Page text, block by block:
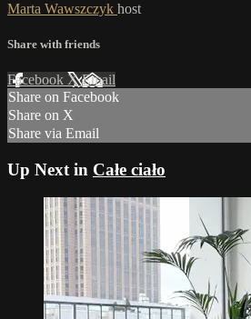
Marta Wawszczyk host
Share with friends
Facebook XEmail
Share on Facebook
Share on X
Share via Email
Up Next in Całe ciało